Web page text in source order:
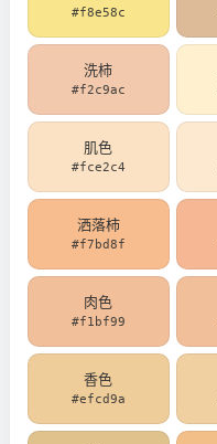
#f8e58c
洗柿
#f2c9ac
肌色
#fce2c4
洒落柿
#f7bd8f
肉色
#f1bf99
香色
#efcd9a